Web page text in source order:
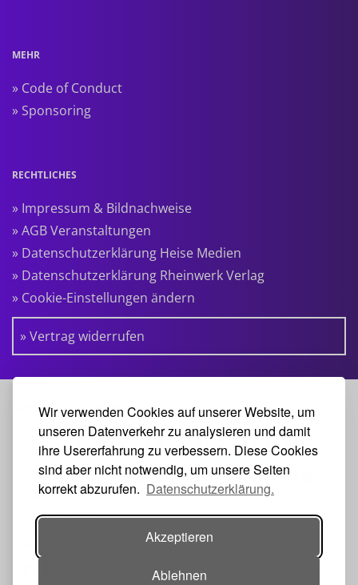
Wir verwenden Cookies auf unserer Website, um
unseren Datenverkehr zu analysieren und damit
ihre Usererfahrung zu verbessern. Diese Cookies
sind aber nicht notwendig, um unsere Seiten
korrekt abzurufen. Datenschutzerklärung.
Akzeptieren
Ablehnen
MEHR
» Code of Conduct
» Sponsoring
RECHTLICHES
» Impressum & Bildnachweise
» AGB Veranstaltungen
» Datenschutzerklärung Heise Medien
» Datenschutzerklärung Rheinwerk Verlag
» Cookie-Einstellungen ändern
» Vertrag widerrufen
KOOPERATIONSPARTNER:
VERANSTALTER: